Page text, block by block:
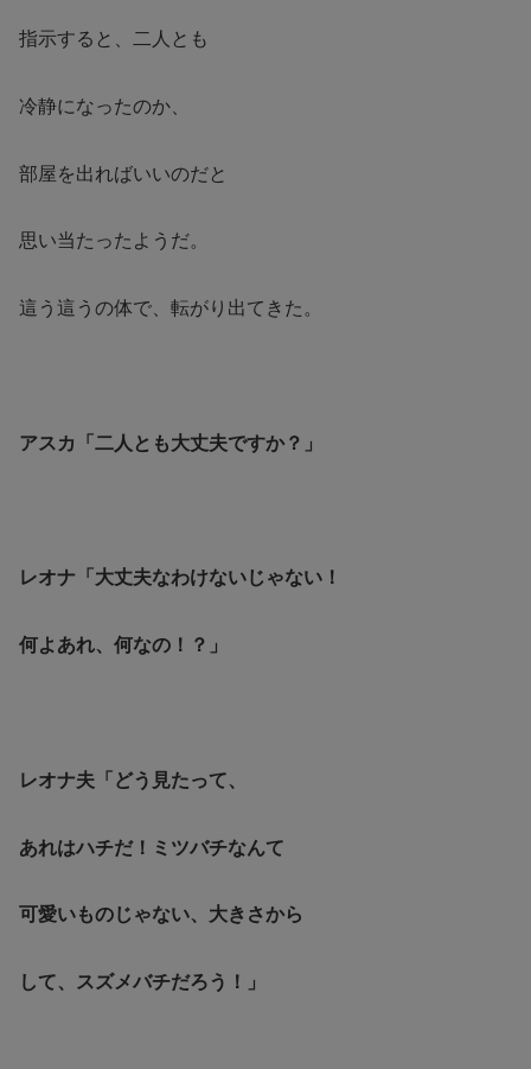
指示すると、二人とも
冷静になったのか、
部屋を出ればいいのだと
思い当たったようだ。
這う這うの体で、転がり出てきた。
アスカ「二人とも大丈夫ですか？」
レオナ「大丈夫なわけないじゃない！
何よあれ、何なの！？」
レオナ夫「どう見たって、
あれはハチだ！ミツバチなんて
可愛いものじゃない、大きさから
して、スズメバチだろう！」